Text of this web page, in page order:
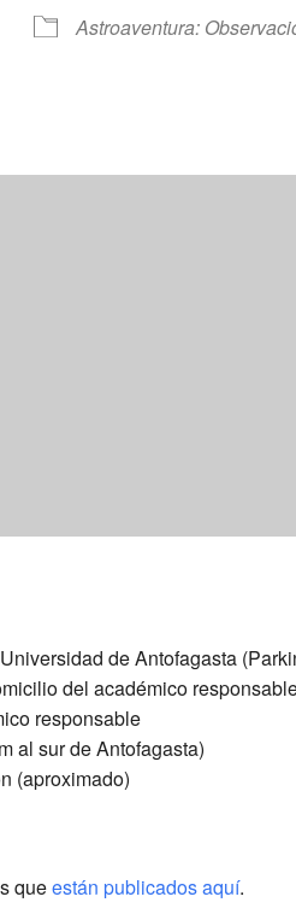
Astroaventura:
de Antofagasta
del académico
responsable
al sur de Antofagasta)
(aproximado)
queestán publicados aquí.